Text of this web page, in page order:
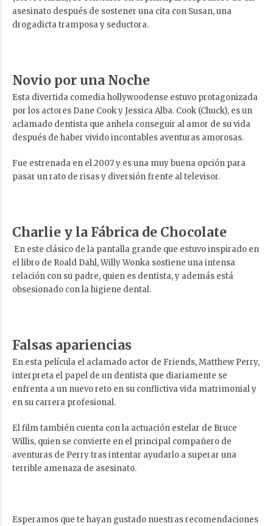
asesinato después de sostener una cita con Susan, una
drogadicta tramposa y seductora.
Novio por una Noche
Esta divertida comedia hollywoodense estuvo protagonizada
por los actores Dane Cook y Jessica Alba. Cook (Chuck), es un
aclamado dentista que anhela conseguir al amor de su vida
después de haber vivido incontables aventuras amorosas.
Fue estrenada en el 2007 y es una muy buena opción para
pasar un rato de risas y diversión frente al televisor.
Charlie y la Fábrica de Chocolate
En este clásico de la pantalla grande que estuvo inspirado en
el libro de Roald Dahl, Willy Wonka sostiene una intensa
relación con su padre, quien es dentista, y además está
obsesionado con la higiene dental.
Falsas apariencias
En esta película el aclamado actor de Friends, Matthew Perry,
interpreta el papel de un dentista que diariamente se
enfrenta a un nuevo reto en su conflictiva vida matrimonial y
en su carrera profesional.
El film también cuenta con la actuación estelar de Bruce
Willis, quien se convierte en el principal compañero de
aventuras de Perry tras intentar ayudarlo a superar una
terrible amenaza de asesinato.
Esperamos que te hayan gustado nuestras recomendaciones